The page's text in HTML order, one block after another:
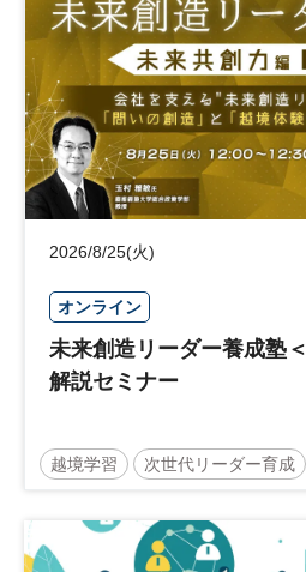
2026/8/25(火)
オンライン
未来創造リーダー養成塾
解説セミナー
越境学習 次世代リーダー育成
リーダーシップ 新規事業